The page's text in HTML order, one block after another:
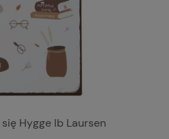
Hygge Ib Laursen